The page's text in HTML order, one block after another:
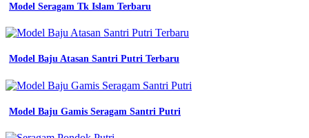
seragam
terbaru
harga
baju
seragam
kerja
lapangan
dalchaebi
Model Seragam Tk Islam Terbaru
Model Baju Atasan Santri Putri Terbaru
Model Baju Gamis Seragam Santri Putri